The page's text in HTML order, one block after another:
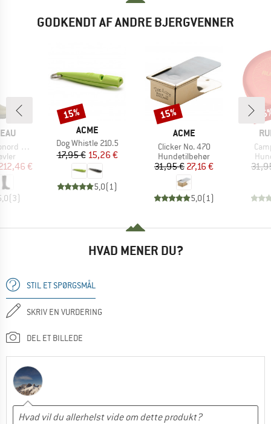
GODKENDT AF ANDRE BJERGVENNER
pris
€
(3)
MÆRKE
ACME
Artikel
Dog Whistle 210.5
Pris
17,95 € Nedsat pris
15,26 €
5,0(1)
Rabat
15%
MÆRKE
ACME
Artikel
Clicker No. 470
Produktgruppe
Hundetilbehør
Pris
31,95 €Nedsat pris
27,16 €
5,0(1)
Rabat
15%
HVAD MENER DU?
STIL ET SPØRGSMÅL
SKRIV EN VURDERING
DEL ET BILLEDE